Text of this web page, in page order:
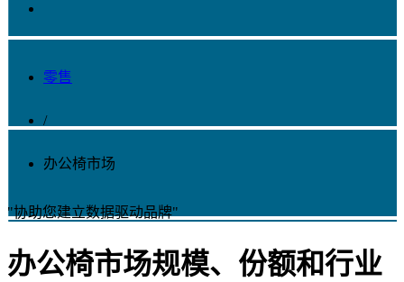
零售
/
办公椅市场
"协助您建立数据驱动品牌"
办公椅市场规模、份额和行业